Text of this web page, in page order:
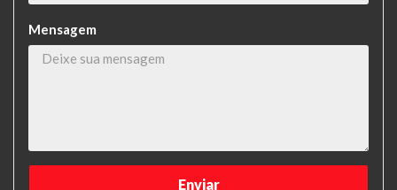
Mensagem